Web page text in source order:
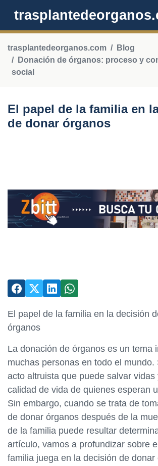
trasplantedeorganos.com
Blog
Donación de órganos: proceso y
social
El papel de la familia en
de donar órganos
El papel de la familia en la decisión
órganos
La donación de órganos es un tema
muchas personas en todo el mundo.
acto altruista que puede salvar vidas
calidad de vida de quienes esperan
Sin embargo, cuando se trata de
de donar órganos después de la
de la familia puede resultar
artículo, vamos a profundizar sobre
familia juega en la decisión de donar